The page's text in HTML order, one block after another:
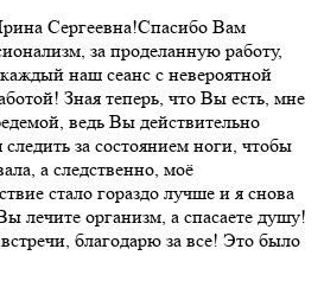
Сергеевна!Спасибо Вам
за проделанную работу,
наш сеанс с невероятной
Зная теперь, что Вы есть, мне
ведь Вы действительно
за состоянием ноги, чтобы
а следственно, моё
стало гораздо лучше и я снова
лечите организм, а спасаете душу!
благодарю за все! Это было